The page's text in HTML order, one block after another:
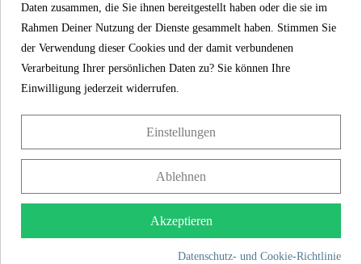
Artikel-Nr 02122
Farbe Schwarz matt
15,5 cm
KONTAKT
Franz Joseph Schütte GmbH
Daten zusammen, die Sie ihnen bereitgestellt haben oder die sie im
Rahmen Deiner Nutzung der Dienste gesammelt haben. Stimmen Sie
der Verwendung dieser Cookies und der damit verbundenen
Verarbeitung Ihrer persönlichen Daten zu? Sie können Ihre
Einwilligung jederzeit widerrufen.
Einstellungen
Ablehnen
Akzeptieren
Datenschutz- und Cookie-Richtlinie